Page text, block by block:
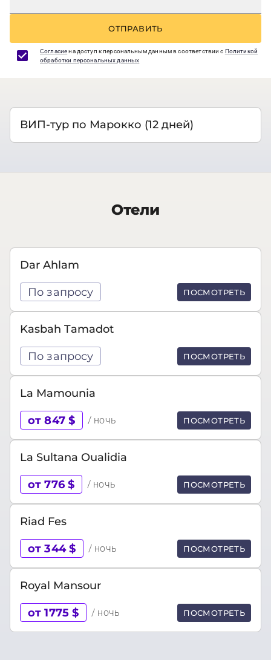
ОТПРАВИТЬ
Согласиена доступ к персональным данным в соответствии с Политикой
обработки персональных данных
ВИП-тур по Марокко (12 дней)
Отели
Dar Ahlam
По запросу ПОСМОТРЕТЬ
Kasbah Tamadot
По запросу ПОСМОТРЕТЬ
La Mamounia
от 847 $ / ночь ПОСМОТРЕТЬ
La Sultana Oualidia
от 776 $ / ночь ПОСМОТРЕТЬ
Riad Fes
от 344 $ / ночь ПОСМОТРЕТЬ
Royal Mansour
от 1775 $ / ночь ПОСМОТРЕТЬ